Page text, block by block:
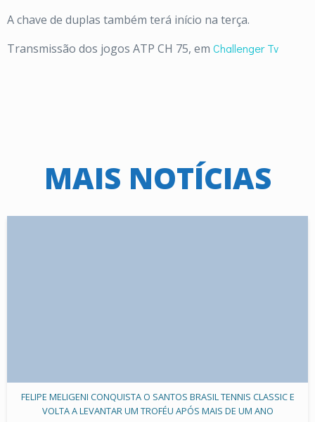
A chave de duplas também terá início na terça.
Transmissão dos jogos ATP CH 75, em Challenger Tv
MAIS NOTÍCIAS
FELIPE MELIGENI CONQUISTA O SANTOS BRASIL TENNIS CLASSIC E
VOLTA A LEVANTAR UM TROFÉU APÓS MAIS DE UM ANO